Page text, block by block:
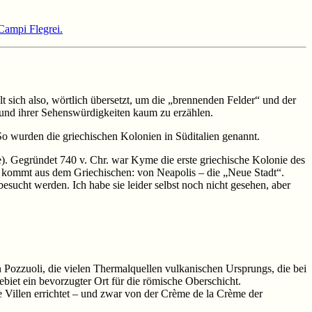
Flegrei.
sich also, wörtlich übersetzt, um die „brennenden Felder“ und der
ihrer Sehenswürdigkeiten kaum zu erzählen.
wurden die griechischen Kolonien in Süditalien genannt.
Gegründet 740 v. Chr. war Kyme die erste griechische Kolonie des
aus dem Griechischen: von Neapolis – die „Neue Stadt“.
werden. Ich habe sie leider selbst noch nicht gesehen, aber
die vielen Thermalquellen vulkanischen Ursprungs, die bei
ein bevorzugter Ort für die römische Oberschicht.
errichtet – und zwar von der Crème de la Crème der